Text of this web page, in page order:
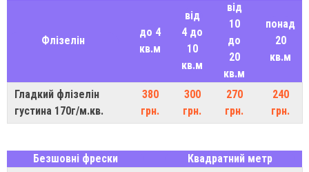
Флізелін
до 4
кв.м
від
4 до
10
кв.м
від
10
до
20
кв.м
понад
20
кв.м
Гладкий флізелін
густина 170г/м.кв.
380
грн.
300
грн.
270
грн.
240
грн.
Безшовні фрески
Квадратний метр